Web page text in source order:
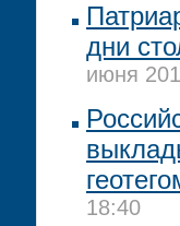
дни
июня
18:40